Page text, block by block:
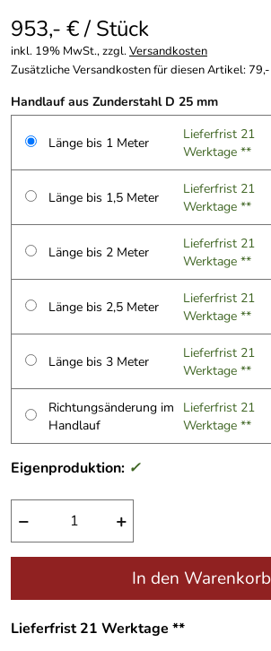
953,- € / Stück
inkl. 19% MwSt., zzgl.Versandkosten
Zusätzliche Versandkosten für diesen Artikel:
Handlauf aus Zunderstahl D 25 mm
Länge bis 1 Meter
Lieferfrist 21
Werktage **
Länge bis 1,5 Meter
Lieferfrist 21
Werktage **
Länge bis 2 Meter
Lieferfrist 21
Werktage **
Länge bis 2,5 Meter
Lieferfrist 21
Werktage **
Länge bis 3 Meter
Lieferfrist 21
Werktage **
Richtungsänderung im
Handlauf
Lieferfrist 21
Werktage **
Eigenproduktion: ✓
− +
In den Warenkorb
Lieferfrist 21 Werktage **